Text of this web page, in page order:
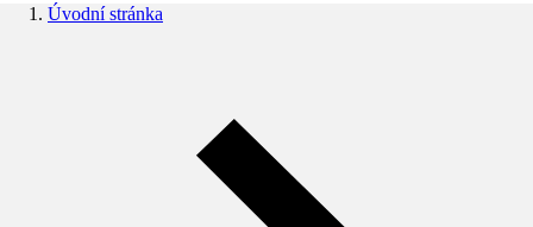
Úvodní stránka